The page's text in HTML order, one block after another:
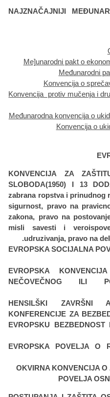
NAJZNAČAJNIJI
Me]unarodni pakt o
Međunarodni
Konvencija o
Konvencija protiv mučenja i
Međunarodna konvencija o
Konvencija o
1.KONVENCIJA ZA
SLOBODA(1950) I 13
zabrana ropstva i prinudnog
sigurnost, pravo na
zakona, pravo na
misli savesti i
udruzivanja, pravo na
2.EVROPSKA SOCIJALNA
3.EVROPSKA
NEČOVEČNOG ILI
4.HENSILŠKI
KONFERENCIJE ZA
EVROPSKU
5.EVROPSKA POVELJA O